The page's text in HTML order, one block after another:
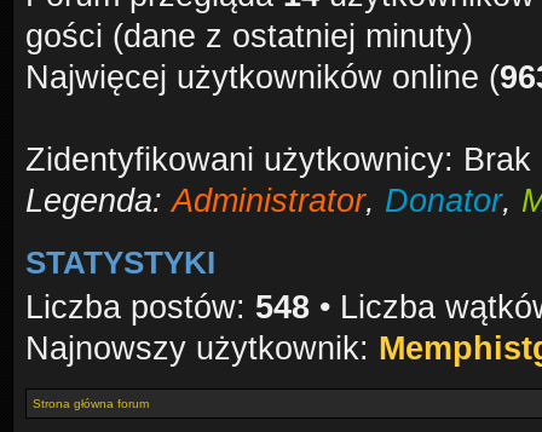
gości (dane z ostatniej minuty)
Najwięcej użytkowników online (
Zidentyfikowani użytkownicy:
Legenda:Administrator, Donator,
STATYSTYKI
Liczba postów: 548 • Liczba
Najnowszy użytkownik:
Strona główna forum